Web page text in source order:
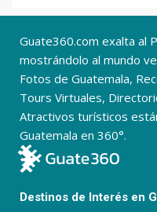
Guate360.com exalta al
mostrándolo al mundo
Fotos de Guatemala,
Tours Virtuales,
Atractivos turísticos
Guatemala en 360°.
Destinos de Interés en